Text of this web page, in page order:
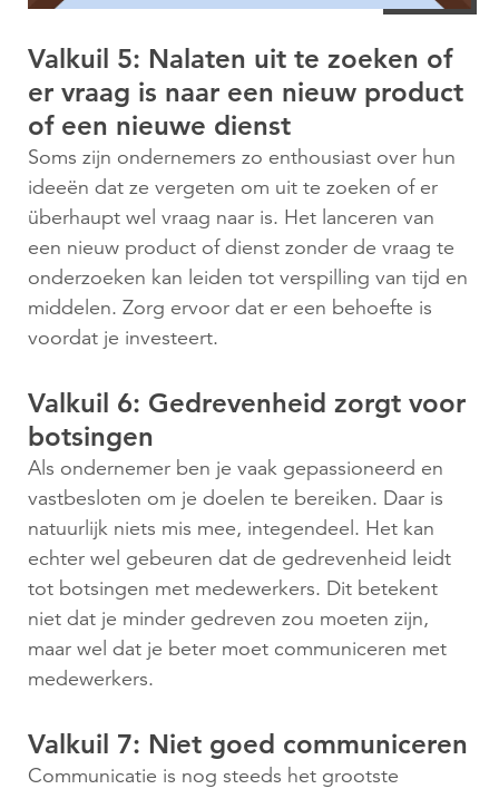
Valkuil 5: Nalaten uit te zoeken of
er vraag is naar een nieuw product
of een nieuwe dienst
Soms zijn ondernemers zo enthousiast over hun
ideeën dat ze vergeten om uit te zoeken of er
überhaupt wel vraag naar is. Het lanceren van
een nieuw product of dienst zonder de vraag te
onderzoeken kan leiden tot verspilling van tijd en
middelen. Zorg ervoor dat er een behoefte is
voordat je investeert.
Valkuil 6: Gedrevenheid zorgt voor
botsingen
Als ondernemer ben je vaak gepassioneerd en
vastbesloten om je doelen te bereiken. Daar is
natuurlijk niets mis mee, integendeel. Het kan
echter wel gebeuren dat de gedrevenheid leidt
tot botsingen met medewerkers. Dit betekent
niet dat je minder gedreven zou moeten zijn,
maar wel dat je beter moet communiceren met
medewerkers.
Valkuil 7: Niet goed communiceren
Communicatie is nog steeds het grootste